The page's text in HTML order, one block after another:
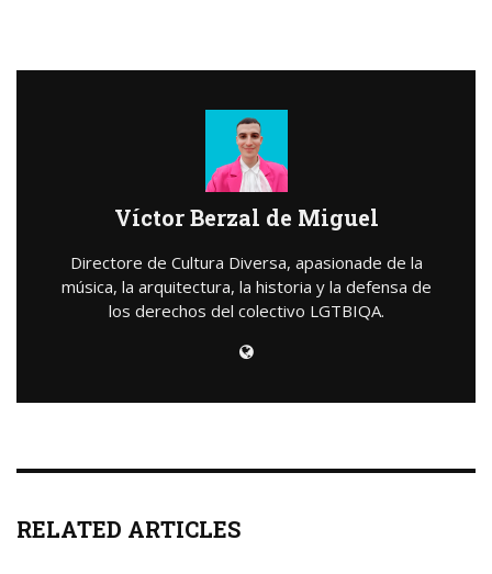
Víctor Berzal de Miguel
Directore de Cultura Diversa, apasionade de la
música, la arquitectura, la historia y la defensa de
los derechos del colectivo LGTBIQA.
RELATED ARTICLES